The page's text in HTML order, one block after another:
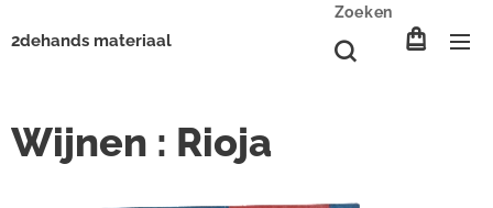
2dehands materiaal
Zoeken
Wijnen : Rioja